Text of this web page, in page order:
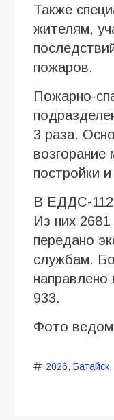
Также
жителям,
пожаров.
Пожарно-
3 раза.
возгорание
постройки
В ЕДДС-112
Из них
передано
службам.
933.
Фото
2026, Батайск,